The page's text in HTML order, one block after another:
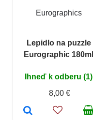
Eurographics
Lepidlo na puzzle
Eurographic 180ml
Ihneď k odberu (1)
8,00 €